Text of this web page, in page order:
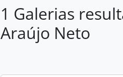
1 Galerias
Araújo Neto